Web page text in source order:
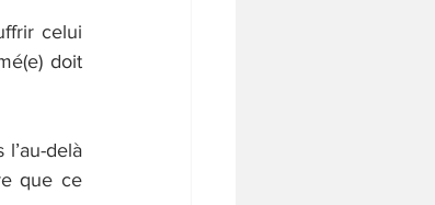
celui
doit
delà
que ce